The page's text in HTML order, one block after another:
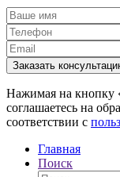
Заказать
Нажимая на кнопку
соглашаетесь на
соответствии с
Главная
Поиск